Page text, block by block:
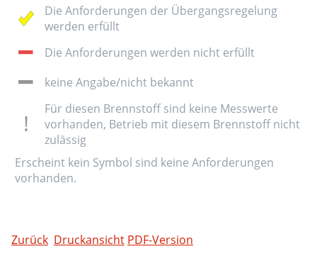
Die Anforderungen der Übergangsregelung
werden erfüllt
Die Anforderungen werden nicht erfüllt
keine Angabe/nicht bekannt
Für diesen Brennstoff sind keine Messwerte
vorhanden, Betrieb mit diesem Brennstoff nicht
zulässig
Erscheint kein Symbol sind keine Anforderungen
vorhanden.
Zurück Druckansicht PDF-Version